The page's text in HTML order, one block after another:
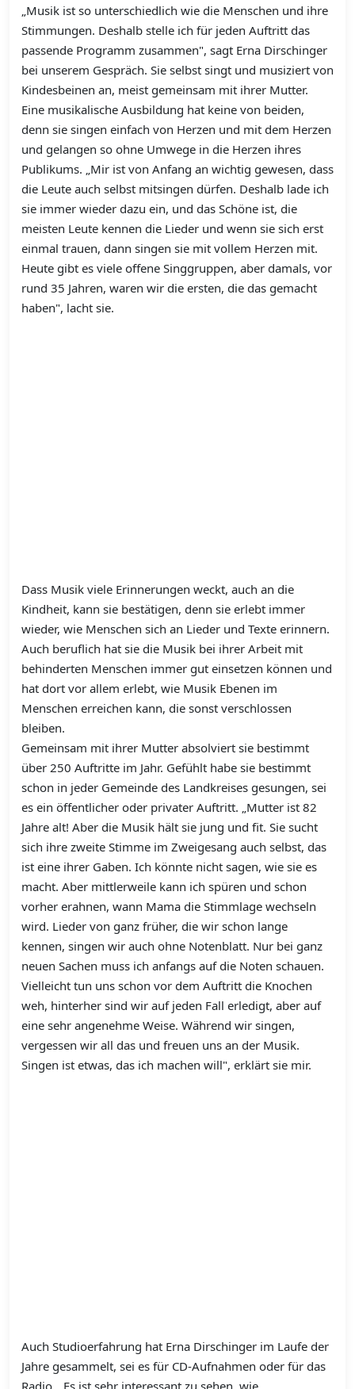
„Musik ist so unterschiedlich wie die Menschen und ihre
Stimmungen. Deshalb stelle ich für jeden Auftritt das
passende Programm zusammen", sagt Erna Dirschinger
bei unserem Gespräch. Sie selbst singt und musiziert von
Kindesbeinen an, meist gemeinsam mit ihrer Mutter.
Eine musikalische Ausbildung hat keine von beiden,
denn sie singen einfach von Herzen und mit dem Herzen
und gelangen so ohne Umwege in die Herzen ihres
Publikums. „Mir ist von Anfang an wichtig gewesen, dass
die Leute auch selbst mitsingen dürfen. Deshalb lade ich
sie immer wieder dazu ein, und das Schöne ist, die
meisten Leute kennen die Lieder und wenn sie sich erst
einmal trauen, dann singen sie mit vollem Herzen mit.
Heute gibt es viele offene Singgruppen, aber damals, vor
rund 35 Jahren, waren wir die ersten, die das gemacht
haben", lacht sie.
Dass Musik viele Erinnerungen weckt, auch an die
Kindheit, kann sie bestätigen, denn sie erlebt immer
wieder, wie Menschen sich an Lieder und Texte erinnern.
Auch beruflich hat sie die Musik bei ihrer Arbeit mit
behinderten Menschen immer gut einsetzen können und
hat dort vor allem erlebt, wie Musik Ebenen im
Menschen erreichen kann, die sonst verschlossen
bleiben.
Gemeinsam mit ihrer Mutter absolviert sie bestimmt
über 250 Auftritte im Jahr. Gefühlt habe sie bestimmt
schon in jeder Gemeinde des Landkreises gesungen, sei
es ein öffentlicher oder privater Auftritt. „Mutter ist 82
Jahre alt! Aber die Musik hält sie jung und fit. Sie sucht
sich ihre zweite Stimme im Zweigesang auch selbst, das
ist eine ihrer Gaben. Ich könnte nicht sagen, wie sie es
macht. Aber mittlerweile kann ich spüren und schon
vorher erahnen, wann Mama die Stimmlage wechseln
wird. Lieder von ganz früher, die wir schon lange
kennen, singen wir auch ohne Notenblatt. Nur bei ganz
neuen Sachen muss ich anfangs auf die Noten schauen.
Vielleicht tun uns schon vor dem Auftritt die Knochen
weh, hinterher sind wir auf jeden Fall erledigt, aber auf
eine sehr angenehme Weise. Während wir singen,
vergessen wir all das und freuen uns an der Musik.
Singen ist etwas, das ich machen will", erklärt sie mir.
Auch Studioerfahrung hat Erna Dirschinger im Laufe der
Jahre gesammelt, sei es für CD-Aufnahmen oder für das